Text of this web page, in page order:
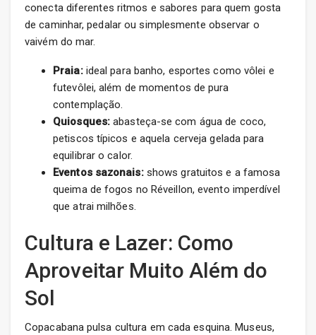
conecta diferentes ritmos e sabores para quem gosta
de caminhar, pedalar ou simplesmente observar o
vaivém do mar.
Praia:ideal para banho, esportes como vôlei e
futevôlei, além de momentos de pura
contemplação.
Quiosques: abasteça-se com água de coco,
petiscos típicos e aquela cerveja gelada para
equilibrar o calor.
Eventos sazonais:shows gratuitos e a famosa
queima de fogos no Réveillon, evento imperdível
que atrai milhões.
Cultura e Lazer: Como
Aproveitar Muito Além do
Sol
Copacabana pulsa cultura em cada esquina. Museus,